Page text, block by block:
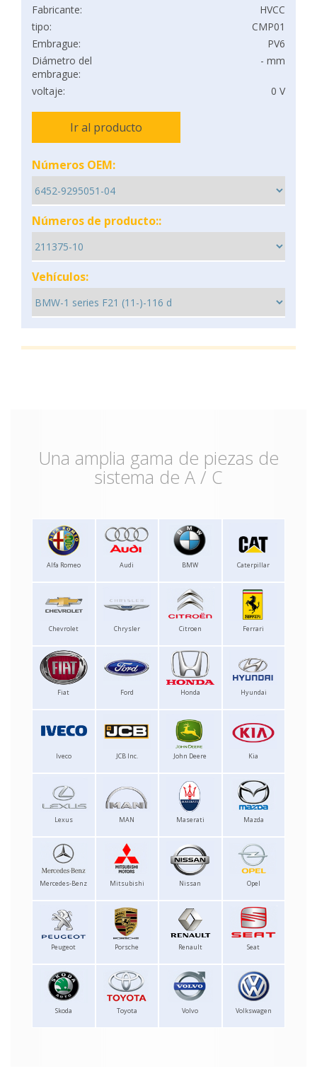
Fabricante:
HVCC
tipo:
CMP01
Embrague:
PV6
Diámetro del
embrague:
- mm
voltaje: 0 V
Ir al producto
Números OEM:
Números de producto::
Vehículos:
Una amplia gama de piezas de
sistema de A / C
Alfa Romeo Audi BMW Caterpillar
Chevrolet Chrysler Citroen Ferrari
Fiat Ford Honda Hyundai
Iveco JCB Inc. John Deere Kia
Lexus MAN Maserati Mazda
Mercedes-Benz Mitsubishi Nissan Opel
Peugeot Porsche Renault Seat
Skoda Toyota Volvo Volkswagen